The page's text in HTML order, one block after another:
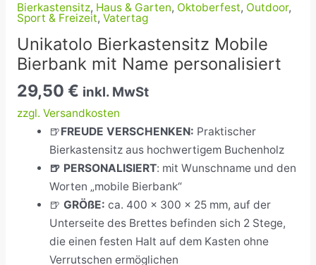
Bierkastensitz, Haus & Garten, Oktoberfest, Outdoor,
Sport & Freizeit, Vatertag
Unikatolo Bierkastensitz Mobile
Bierbank mit Name personalisiert
29,50 € inkl. MwSt
zzgl. Versandkosten
🍺FREUDE VERSCHENKEN: Praktischer
Bierkastensitzaus hochwertigem Buchenholz
🍺 PERSONALISIERT: mit Wunschname und den
Worten „mobile Bierbank“
🍺GRÖßE:ca. 400 x 300 x 25 mm, auf der
Unterseite des Brettes befinden sich 2 Stege,
die einen festen Halt auf dem Kasten ohne
Verrutschen ermöglichen